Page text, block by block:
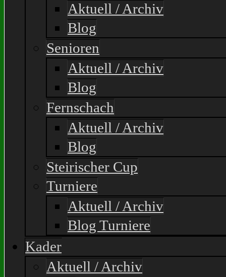
Aktuell / Archiv
Blog
Senioren
Aktuell / Archiv
Blog
Fernschach
Aktuell / Archiv
Blog
Steirischer Cup
Turniere
Aktuell / Archiv
Blog Turniere
Kader
Aktuell / Archiv